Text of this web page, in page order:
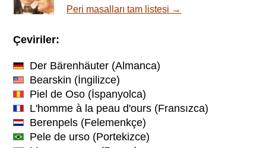
Peri masalları tam listesi →
Çeviriler:
Der Bärenhäuter (Almanca)
Bearskin (İngilizce)
Piel de Oso (İspanyolca)
L'homme à la peau d'ours (Fransızca)
Berenpels (Felemenkçe)
Pele de urso (Portekizce)